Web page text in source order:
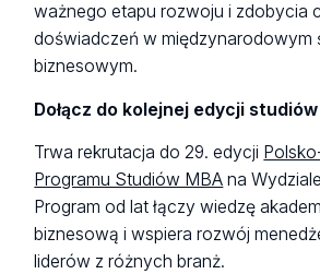
ważnego etapu rozwoju i zdobycia
doświadczeń w międzynarodowym
biznesowym.
Dołącz do kolejnej edycji studiów
Trwa rekrutacja do 29. edycji
Programu Studiów MBA na
Program od lat łączy wiedzę
biznesową i wspiera rozwój
liderów z różnych branż.